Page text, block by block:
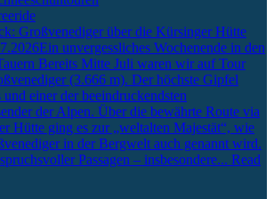
Großvenediger über die Kürsinger Hütte
Ein unvergessliches Wochenende in den
Bereits Mitte Juli waren wir auf Tour
(3.666 m). Der höchste Gipfel
einer der beeindruckendsten
der Alpen. Über die bewährte Route via
Hütte ging es zur „weltalten Majestät“, wie
in der Bergwelt auch genannt wird.
Passagen – insbesondere... Read